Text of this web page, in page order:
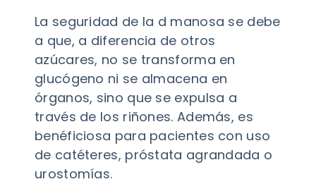
La seguridad de la d manosa se debe
a que, a diferencia de otros
azúcares, no se transforma en
glucógeno ni se almacena en
órganos, sino que se expulsa a
través de los riñones. Además, es
benéficiosa para pacientes con uso
de catéteres, próstata agrandada o
urostomías.